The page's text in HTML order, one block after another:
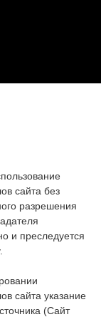
сайта без
разрешения
и преследуется
сайта указание
(Сайт